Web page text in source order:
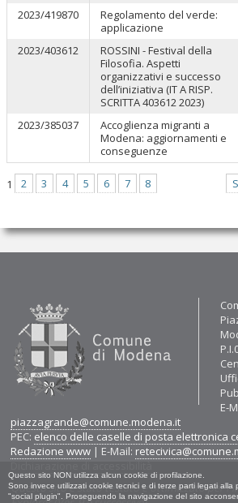
Questo sito NON utilizza alcun cookie di profilazione.
Sono invece utilizzati cookie tecnici e di terze parti legati alla
"social plugin". Proseguendo la navigazione del sito
2023/419870
Regolamento del verde:
applicazione
2023/403612
ROSSINI - Festival della
Filosofia. Aspetti
organizzativi e successo
dell’iniziativa (IT A RISP.
SCRITTA 403612 2023)
2023/385037
Accoglienza migranti a
Modena: aggiornamenti e
conseguenze
1 2 3 4 5 6 7 8
Contatti
E-
piazzagrande@comune.modena.it
PEC: elenco delle caselle di posta elettronica
Redazione www | E-Mail:
Questo sito è stato testato e ottimizzato per